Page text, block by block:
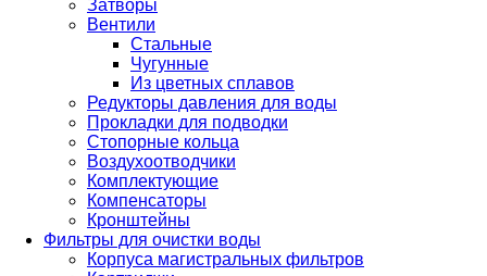
Затворы
Вентили
Стальные
Чугунные
Из цветных сплавов
Редукторы давления для воды
Прокладки для подводки
Стопорные кольца
Воздухоотводчики
Комплектующие
Компенсаторы
Кронштейны
Фильтры для очистки воды
Корпуса магистральных фильтров